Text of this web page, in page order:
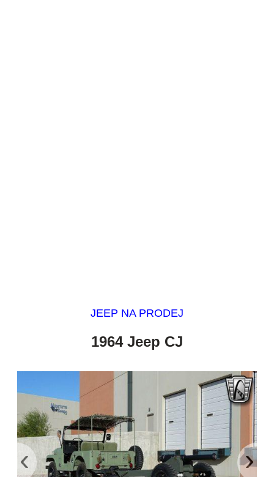
JEEP NA PRODEJ
1964 Jeep CJ
‹ ›